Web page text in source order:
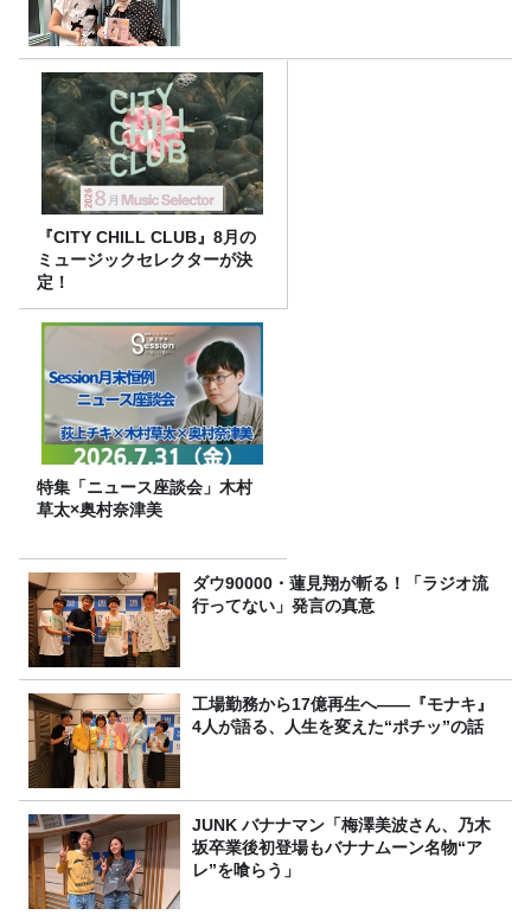
『CITY CHILL CLUB』8月の
ミュージックセレクターが決
定！
特集「ニュース座談会」木村
草太×奥村奈津美
ダウ90000・蓮見翔が斬る！「ラジオ流
行ってない」発言の真意
工場勤務から17億再生へ——『モナキ』
4人が語る、人生を変えた“ポチッ”の話
JUNK バナナマン「梅澤美波さん、乃木
坂卒業後初登場もバナナムーン名物“ア
レ”を喰らう」